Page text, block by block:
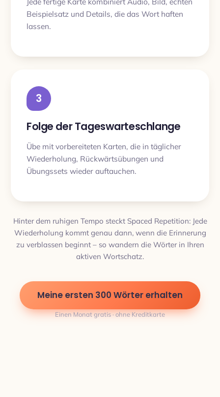
Beispielsatz und Details, die das Wort haften
lassen.
3
Folge der Tageswarteschlange
Übe mit vorbereiteten Karten, die in täglicher
Wiederholung, Rückwärtsübungen und
Übungssets wieder auftauchen.
Hinter dem ruhigen Tempo steckt Spaced Repetition: Jede
Wiederholung kommt genau dann, wenn die Erinnerung
zu verblassen beginnt – so wandern die Wörter in Ihren
aktiven Wortschatz.
Meine ersten 300 Wörter erhalten
Einen Monat gratis · ohne Kreditkarte